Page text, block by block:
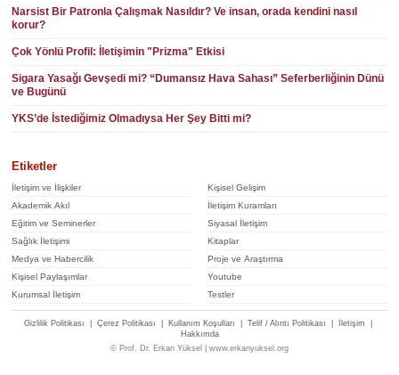
Narsist Bir Patronla Çalışmak Nasıldır? Ve insan, orada kendini nasıl
korur?
Çok Yönlü Profil: İletişimin "Prizma" Etkisi
Sigara Yasağı Gevşedi mi? “Dumansız Hava Sahası” Seferberliğinin Dünü
ve Bugünü
YKS’de İstediğimiz Olmadıysa Her Şey Bitti mi?
Etiketler
İletişim ve İlişkiler
Akademik Akıl
Eğitim ve Seminerler
Sağlık İletişimi
Medya ve Habercilik
Kişisel Paylaşımlar
Kurumsal İletişim
Kişisel Gelişim
İletişim Kuramları
Siyasal İletişim
Kitaplar
Proje ve Araştırma
Youtube
Testler
Gizlilik Politikası Çerez Politikası Kullanım Koşulları Telif / Alıntı Politikası İletişim
Hakkımda
© Prof. Dr. Erkan Yüksel | www.erkanyuksel.org